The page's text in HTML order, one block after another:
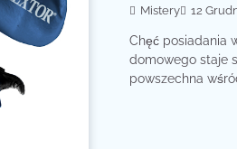
Mistery 12
Chęć posiadania
domowego staje
powszechna